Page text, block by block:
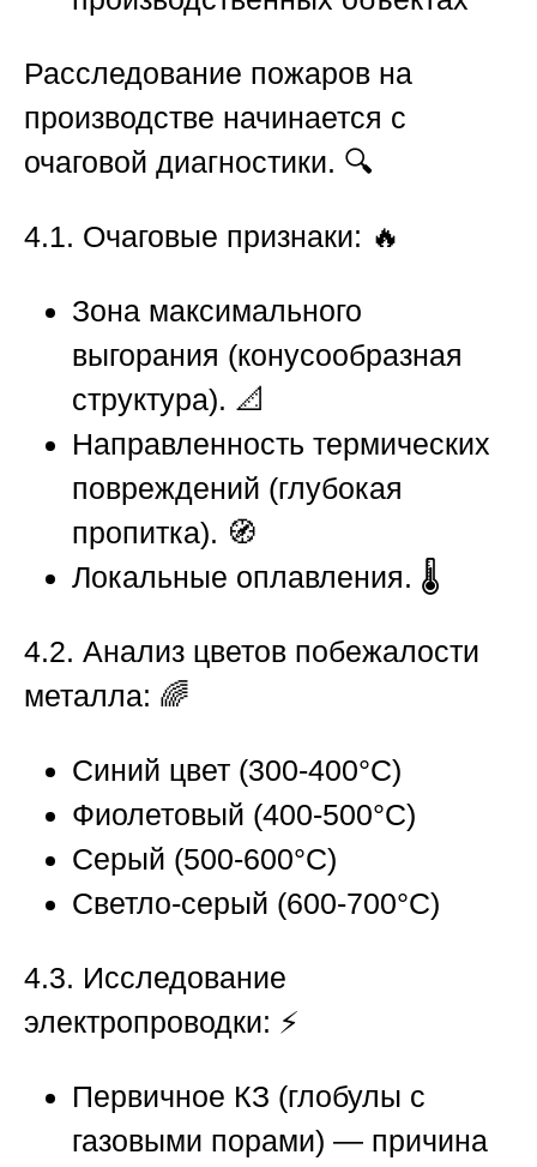
Расследование пожаров на
производстве начинается с
очаговой диагностики. 🔍
4.1. Очаговые признаки: 🔥
Зона максимального
выгорания (конусообразная
структура). 📐
Направленность термических
повреждений (глубокая
пропитка). 🧭
Локальные оплавления. 🌡️
4.2. Анализ цветов побежалости
металла: 🌈
Синий цвет (300-400°C)
Фиолетовый (400-500°C)
Серый (500-600°C)
Светло-серый (600-700°C)
4.3. Исследование
электропроводки: ⚡
Первичное КЗ (глобулы с
газовыми порами) — причина